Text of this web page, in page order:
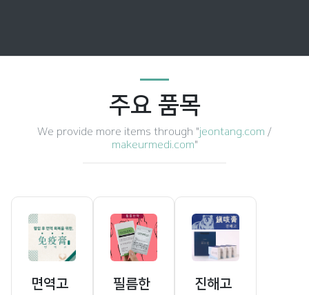
주요 품목
We provide more items through "jeontang.com /
makeurmedi.com"
면역고
필름한
진해고